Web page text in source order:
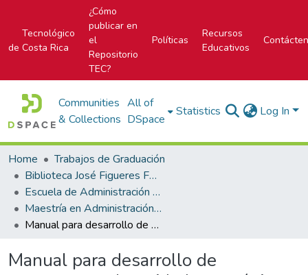
Tecnológico
de Costa Rica
¿Cómo
publicar en
el
Repositorio
TEC?
Políticas
Recursos
Educativos
Communities
& Collections
All of
DSpace
Statistics Log In
Home
Trabajos de Graduación
Biblioteca José Figueres Ferrer
Escuela de Administración de Empresas
Maestría en Administración de Empresas
Manual para desarrollo de proyectos en la unidad estratégica de negocios, de la Empresa de Servicios Públicos de Heredia S.A.
Manual para desarrollo de